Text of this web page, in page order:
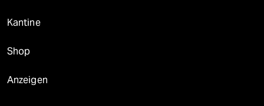
Kantine
Shop
Anzeigen